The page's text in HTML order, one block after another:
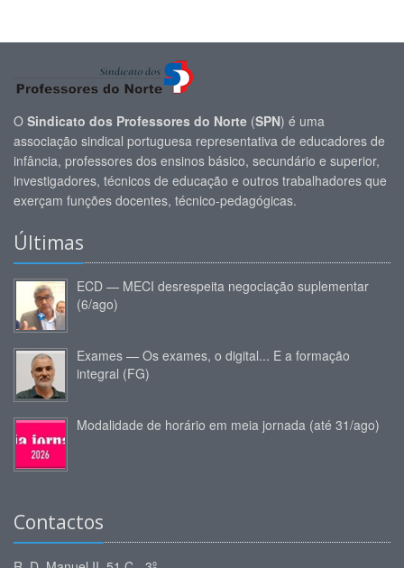
O Sindicato dos Professores do Norte (SPN) é uma
associação sindical portuguesa representativa de educadores de
infância, professores dos ensinos básico, secundário e superior,
investigadores, técnicos de educação e outros trabalhadores que
exerçam funções docentes, técnico-pedagógicas.
Últimas
ECD — MECI desrespeita negociação suplementar
(6/ago)
Exames — Os exames, o digital... E a formação
integral (FG)
Modalidade de horário em meia jornada (até 31/ago)
Contactos